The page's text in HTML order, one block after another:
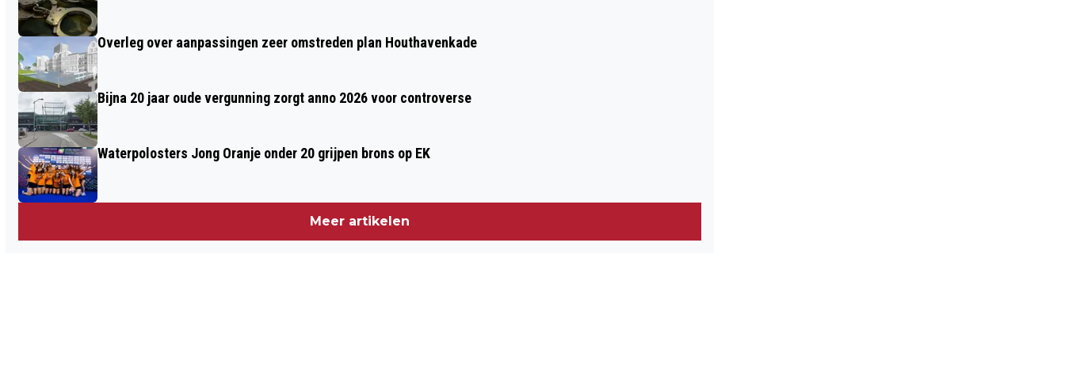
Overleg over aanpassingen zeer omstreden plan Houthavenkade
Bijna 20 jaar oude vergunning zorgt anno 2026 voor controverse
Waterpolosters Jong Oranje onder 20 grijpen brons op EK
Meer artikelen